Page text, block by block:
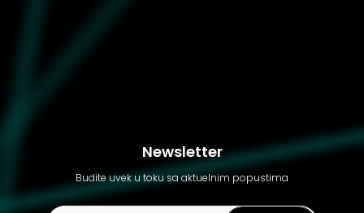
Newsletter
Budite uvek u toku sa aktuelnim popustima